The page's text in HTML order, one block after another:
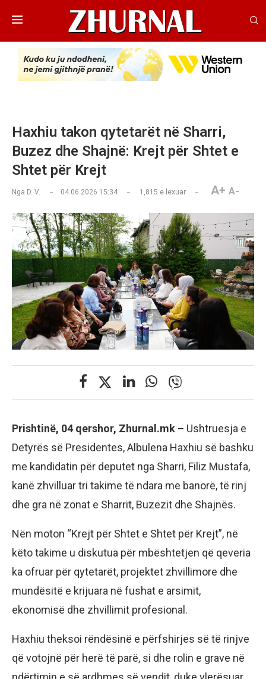
Haxhiu takon qytetarët në Sharri,
Buzez dhe Shajnë: Krejt për Shtet e
Shtet për Krejt
Nga D. V. 04.06.2026 15:34 1,815 e lexuar A+ A-
Prishtinë, 04 qershor, Zhurnal.mk – Ushtruesja e
Detyrës së Presidentes, Albulena Haxhiu së bashku
me kandidatin për deputet nga Sharri, Filiz Mustafa,
kanë zhvilluar tri takime të ndara me banorë, të rinj
dhe gra në zonat e Sharrit, Buzezit dhe Shajnës.
Nën moton “Krejt për Shtet e Shtet për Krejt”, në
këto takime u diskutua për mbështetjen që qeveria
ka ofruar për qytetarët, projektet zhvillimore dhe
mundësitë e krijuara në fushat e arsimit,
ekonomisë dhe zhvillimit profesional.
Haxhiu theksoi rëndësinë e përfshirjes së të rinjve
që votojnë për herë të parë, si dhe rolin e grave në